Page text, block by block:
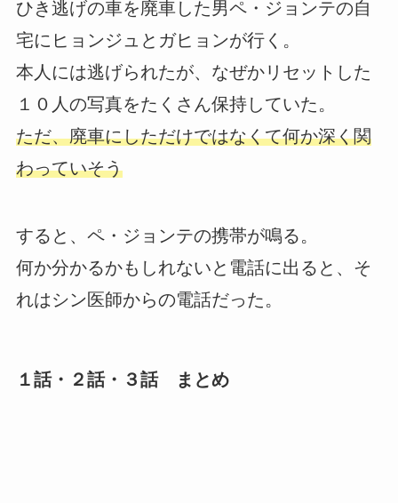
ひき逃げの車を廃車した男ペ・ジョンテの自
宅にヒョンジュとガヒョンが行く。
本人には逃げられたが、なぜかリセットした
１０人の写真をたくさん保持していた。
ただ、廃車にしただけではなくて何か深く関
わっていそう
すると、ペ・ジョンテの携帯が鳴る。
何か分かるかもしれないと電話に出ると、そ
れはシン医師からの電話だった。
１話・２話・３話 まとめ